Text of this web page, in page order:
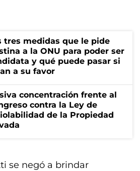
tres medidas que le pide
a la ONU para poder ser
y qué puede pasar si
a su favor
concentración frente al
contra la Ley de
de la Propiedad
se negó a brindar